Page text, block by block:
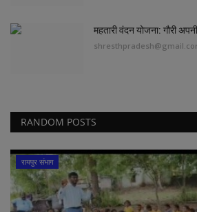
महतारी वंदन योजना: गौरी
RANDOM POSTS
रायपुर संभाग